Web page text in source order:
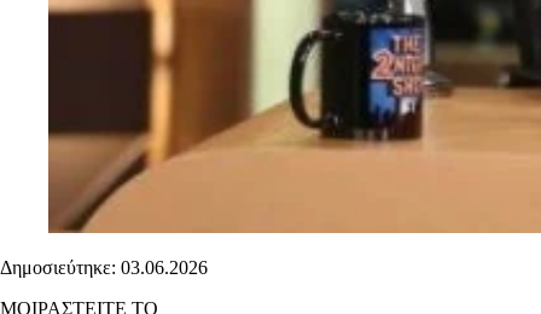
Δημοσιεύτηκε: 03.06.2026
ΜΟΙΡΑΣΤΕΙΤΕ ΤΟ